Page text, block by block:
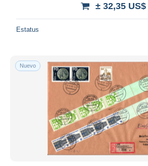
± 32,35 US$
Estatus
Nuevo